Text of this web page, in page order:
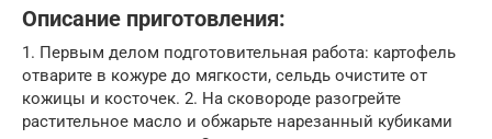
Описание приготовления:
1. Первым делом подготовительная работа: картофель
отварите в кожуре до мягкости, сельдь очистите от
кожицы и косточек. 2. На сковороде разогрейте
растительное масло и обжарьте нарезанный кубиками